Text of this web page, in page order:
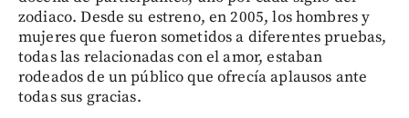
zodiaco. Desde su estreno, en 2005, los hombres y
mujeres que fueron sometidos a diferentes pruebas,
todas las relacionadas con el amor, estaban
rodeados de un público que ofrecía aplausos ante
todas sus gracias.